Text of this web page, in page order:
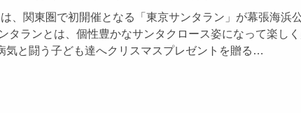
、関東圏で初開催となる「東京サンタラン」が幕張海浜
タランとは、個性豊かなサンタクロース姿になって楽し
気と闘う子ども達へクリスマスプレゼントを贈る…